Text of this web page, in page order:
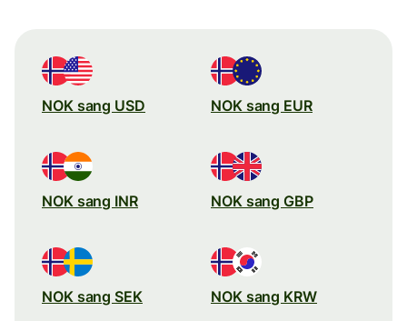
NOK sang USD NOK sang EUR
NOK sang INR NOK sang GBP
NOK sang SEK NOK sang KRW